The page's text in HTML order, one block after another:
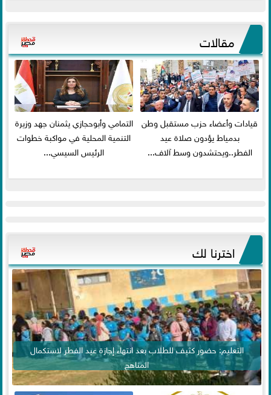
مقالات
قيادات وأعضاء حزب مستقبل وطن
بدمياط يؤدون صلاة عيد
الفطر..ويحتشدون وسط آلاف...
التمامي وأبوحجازي يثمنان جهد وزيرة
التنمية المحلية في مواكبة خطوات
الرئيس السيسي...
اخترنا لك
التعليم: حضور كثيف للطلاب بعد انتهاء إجازة عيد الفطر لاستكمال
المناهج